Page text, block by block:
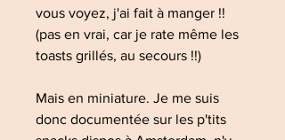
vous voyez, j'ai fait à manger !!
(pas en vrai, car je rate même les
toasts grillés, au secours !!)
Mais en miniature. Je me suis
donc documentée sur les p'tits